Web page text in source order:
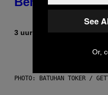
3 uur geledenDoorLuis
PHOTO: BATUHAN TOKER /
See
Or,